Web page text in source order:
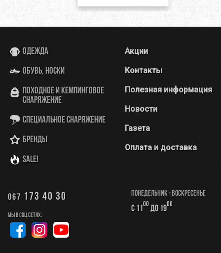
Одежда
Обувь, носки
Походное и кемпинговое
снаряжение
Специальное снаряжение
Бренды
SALE!
Акции
Контакты
Полезная информация
Новости
Газета
Оплата и доставка
067 173 40 30
Мы в соц.сетях:
Понедельник - Воскресенье
с 1100 до 1900